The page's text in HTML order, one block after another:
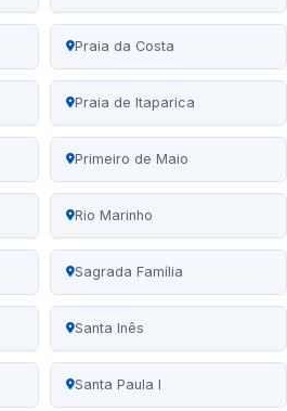
Praia da Costa
Praia de Itaparica
Primeiro de Maio
Rio Marinho
Sagrada Família
Santa Inês
Santa Paula I